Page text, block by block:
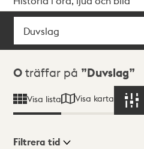
Sök
Sökresultat
0 träffar på Duvslag
Visa lista Visa karta
Filtrera tid